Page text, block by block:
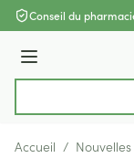
Aller au contenu
Conseil du
Menu
Accueil /